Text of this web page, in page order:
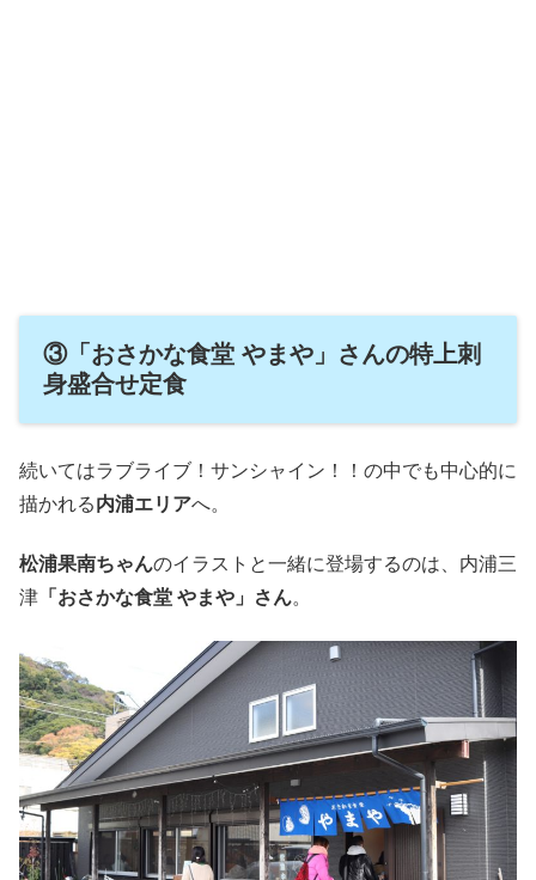
③「おさかな食堂 やまや」さんの特上刺
身盛合せ定食
続いてはラブライブ！サンシャイン！！の中でも中心的に
描かれる内浦エリアへ。
松浦果南ちゃんのイラストと一緒に登場するのは、内浦三
津 「おさかな食堂 やまや」さん。